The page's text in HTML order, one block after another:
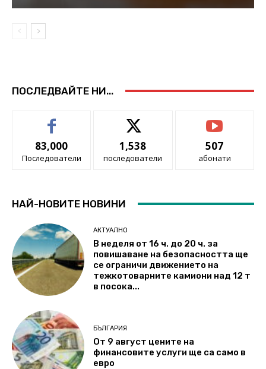
ПОСЛЕДВАЙТЕ НИ...
83,000
Последователи
1,538
последователи
507
абонати
НАЙ-НОВИТЕ НОВИНИ
АКТУАЛНО
В неделя от 16 ч. до 20 ч. за
повишаване на безопасността ще
се ограничи движението на
тежкотоварните камиони над 12 т
в посока...
БЪЛГАРИЯ
От 9 август цените на
финансовите услуги ще са само в
евро